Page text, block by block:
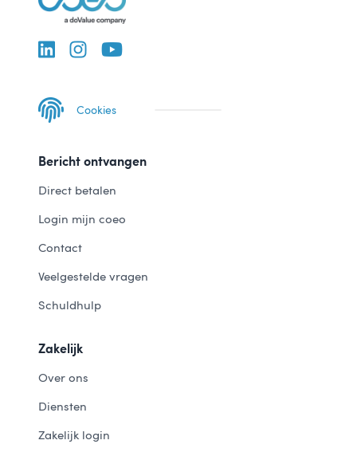
Cookies
Bericht ontvangen
Direct betalen
Login mijn coeo
Contact
Veelgestelde vragen
Schuldhulp
Zakelijk
Over ons
Diensten
Zakelijk login